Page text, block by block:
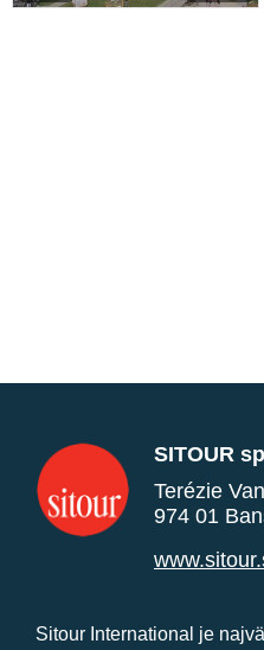
SITOUR
Terézie
974 01
Sitour International je